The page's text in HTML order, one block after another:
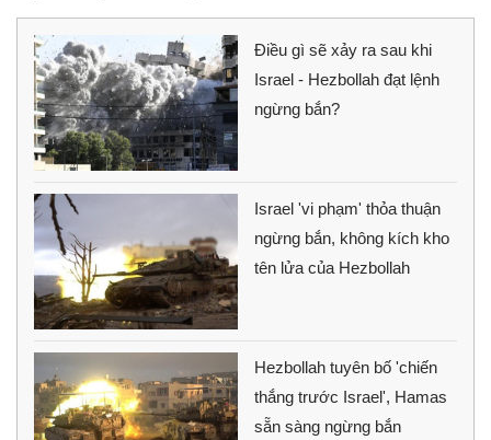
Điều gì sẽ xảy ra sau khi
Israel - Hezbollah đạt lệnh
ngừng bắn?
Israel 'vi phạm' thỏa thuận
ngừng bắn, không kích kho
tên lửa của Hezbollah
Hezbollah tuyên bố 'chiến
thắng trước Israel', Hamas
sẵn sàng ngừng bắn